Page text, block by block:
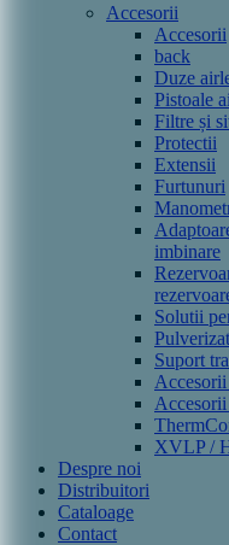
Accesorii
Accesorii
back
Duze
Pistoale
Filtre și
Protectii
Extensii
Furtunuri
imbinare
Solutii
Suport
Accesorii
Accesorii
XVLP /
Despre noi
Distribuitori
Cataloage
Contact